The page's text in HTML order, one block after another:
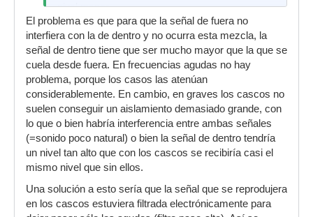
nivel menor.
El problema es que para que la señal de fuera no
interfiera con la de dentro y no ocurra esta mezcla, la
señal de dentro tiene que ser mucho mayor que la que se
cuela desde fuera. En frecuencias agudas no hay
problema, porque los casos las atenúan
considerablemente. En cambio, en graves los cascos no
suelen conseguir un aislamiento demasiado grande, con
lo que o bien habría interferencia entre ambas señales
(=sonido poco natural) o bien la señal de dentro tendría
un nivel tan alto que con los cascos se recibiría casi el
mismo nivel que sin ellos.
Una solución a esto sería que la señal que se reprodujera
en los cascos estuviera filtrada electrónicamente para